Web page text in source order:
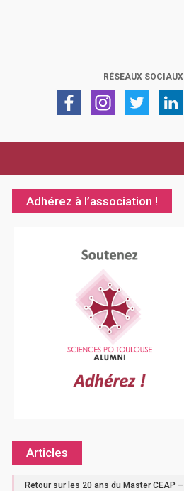
RÉSEAUX SOCIAUX
Adhérez à l’association !
Articles
Retour sur les 20 ans du Master CEAP –